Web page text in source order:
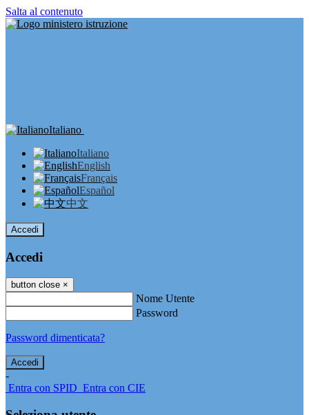
Salta al contenuto
Italiano
Italiano
English
Français
Español
中文
Accedi
Accedi
button close ×
Nome Utente
Password
Password dimenticata?
-
Entra con SPID Entra con CIE